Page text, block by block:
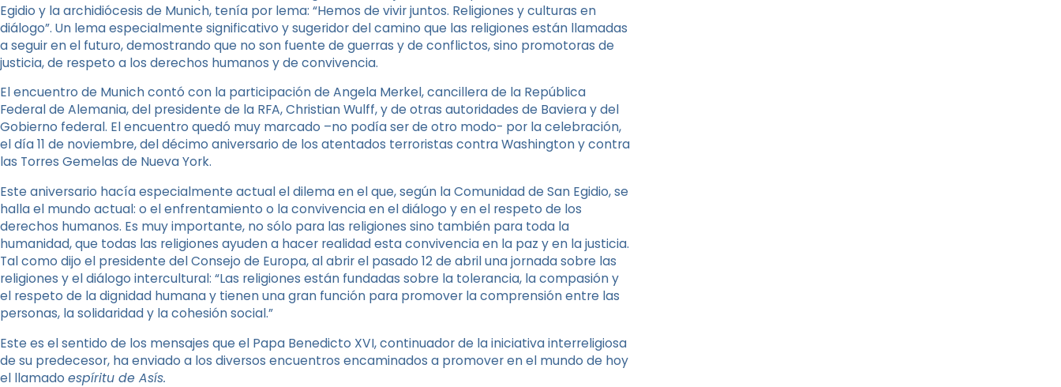
Egidio y la archidiócesis de Munich, tenía por lema: “Hemos de vivir juntos. Religiones y culturas en
diálogo”. Un lema especialmente significativo y sugeridor del camino que las religiones están llamadas
a seguir en el futuro, demostrando que no son fuente de guerras y de conflictos, sino promotoras de
justicia, de respeto a los derechos humanos y de convivencia.
El encuentro de Munich contó con la participación de Angela Merkel, cancillera de la República
Federal de Alemania, del presidente de la RFA, Christian Wulff, y de otras autoridades de Baviera y del
Gobierno federal. El encuentro quedó muy marcado –no podía ser de otro modo- por la celebración,
el día 11 de noviembre, del décimo aniversario de los atentados terroristas contra Washington y contra
las Torres Gemelas de Nueva York.
Este aniversario hacía especialmente actual el dilema en el que, según la Comunidad de San Egidio, se
halla el mundo actual: o el enfrentamiento o la convivencia en el diálogo y en el respeto de los
derechos humanos. Es muy importante, no sólo para las religiones sino también para toda la
humanidad, que todas las religiones ayuden a hacer realidad esta convivencia en la paz y en la justicia.
Tal como dijo el presidente del Consejo de Europa, al abrir el pasado 12 de abril una jornada sobre las
religiones y el diálogo intercultural: “Las religiones están fundadas sobre la tolerancia, la compasión y
el respeto de la dignidad humana y tienen una gran función para promover la comprensión entre las
personas, la solidaridad y la cohesión social.”
Este es el sentido de los mensajes que el Papa Benedicto XVI, continuador de la iniciativa interreligiosa
de su predecesor, ha enviado a los diversos encuentros encaminados a promover en el mundo de hoy
el llamado espíritu de Asís.